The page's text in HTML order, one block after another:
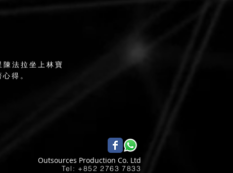
法拉坐上林寶
得。
Outsources Production Co. Ltd
Tel: +852 2763 7833​